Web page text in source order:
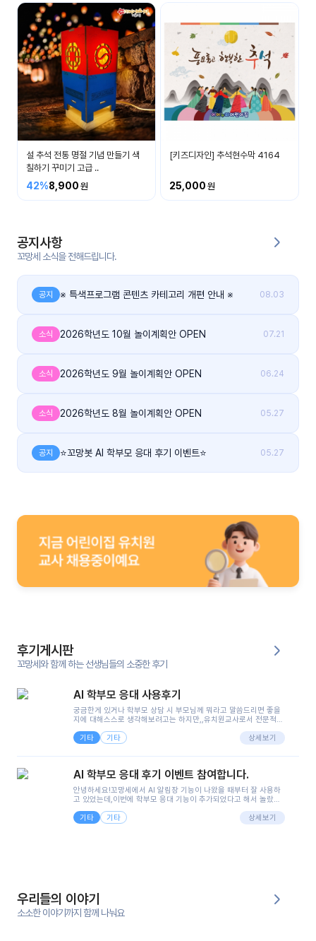
니
티
공지
사항
이벤
우리
들의
기
후기
게시
판
타그
램
그
설 추석 전통 명절 기념 만들기 색
칠하기 꾸미기 고급 ..
42%8,900
[키즈디자인] 추석현수막 4164
25,000
공지사항
꼬망세 소식을 전해드립니다.
공지 ※ 특색프로그램 콘텐츠 카테고리 개편 안내 ※ 08.03
소식 2026학년도 10월 놀이계획안 OPEN 07.21
소식 2026학년도 9월 놀이계획안 OPEN 06.24
소식 2026학년도 8월 놀이계획안 OPEN 05.27
공지 ⭐꼬망봇 AI 학부모 응대 후기 이벤트⭐ 05.27
후기게시판
꼬망세와 함께 하는 선생님들의 소중한 후기
AI 학부모 응대 사용후기
궁금한게 있거나 학부모 상담 시 부모님께 뭐라고 말씀드리면 좋을
지에 대해스스로 생각해보려고는 하지만,,유치원교사로서 전문적인
려니 어려울때가...^^(저만 그런거 아니죠 ㅜㅜ)꼬망봇의 장점은 지
피티나 제미나이는 몇세이고 여자인지 남자인지 등그래도 좀 기본
정보를 제공하면서 물어봐야할 때가 있어그때마다 정보를 입력하는
으셔서 고민이 됐는데ai 학부모 응대를 써볼 수 있어서 좋았어요!앞
면..)그리고 제가 신입 때 이게 있었더라면 ㅜㅜㅜㅜ?응대 팁이 정말
좋은거 같아요지금은 그래도 아이들이 잘 이해 되지만초임 때는 정
말 어려워서 항상다른 선생님들께 도움을 요청했었거든요..ㅠ*일지
쓸 때도 좀 도움이 되는 거 같아요!
기타 기타 상세보기
AI 학부모 응대 후기 이벤트 참여합니다.
안녕하세요!꼬망세에서 AI 알림장 기능이 나왔을 때부터 잘 사용하
고 있었는데,이번에 학부모 응대 기능이 추가되었다고 해서 놀랐습
님 응대에 더 많은 부담을 느끼고 있습니다 ㅠㅠ이번에 제가 원에서
겪은 일과 학부모님께 전달드렸던 내용을 함께 보시고,저와 비슷한
을 많이 하는데,꼬망봇 덕분에 고민하는 시간을 줄이고 학부모님을
안심시킬 수 있었습니다.이 부분은 꼬망봇이 추가로 알려준 응대 tip
입니다.학부모님께 전화를 드리기 전에, 내용을 숙지하여 좀 더 전문
성 있는 교사가 되어 대화를 나눌 수 있었습니다.꼬망세 AI학부모 응
기타 기타 상세보기
우리들의 이야기
소소한 이야기까지 함께 나눠요